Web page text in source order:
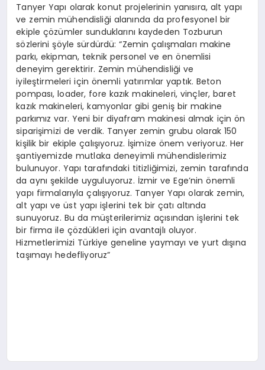
Tanyer Yapı olarak konut projelerinin yanısıra, alt yapı
ve zemin mühendisliği alanında da profesyonel bir
ekiple çözümler sunduklarını kaydeden Tozburun
sözlerini şöyle sürdürdü: “Zemin çalışmaları makine
parkı, ekipman, teknik personel ve en önemlisi
deneyim gerektirir. Zemin mühendisliği ve
iyileştirmeleri için önemli yatırımlar yaptık. Beton
pompası, loader, fore kazık makineleri, vinçler, baret
kazık makineleri, kamyonlar gibi geniş bir makine
parkımız var. Yeni bir diyafram makinesi almak için ön
siparişimizi de verdik. Tanyer zemin grubu olarak 150
kişilik bir ekiple çalışıyoruz. İşimize önem veriyoruz. Her
şantiyemizde mutlaka deneyimli mühendislerimiz
bulunuyor. Yapı tarafındaki titizliğimizi, zemin tarafında
da aynı şekilde uyguluyoruz. İzmir ve Ege’nin önemli
yapı firmalarıyla çalışıyoruz. Tanyer Yapı olarak zemin,
alt yapı ve üst yapı işlerini tek bir çatı altında
sunuyoruz. Bu da müşterilerimiz açısından işlerini tek
bir firma ile çözdükleri için avantajlı oluyor.
Hizmetlerimizi Türkiye geneline yaymayı ve yurt dışına
taşımayı hedefliyoruz”